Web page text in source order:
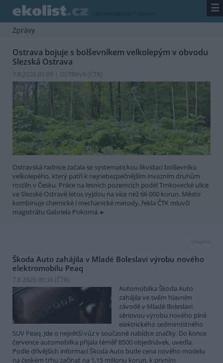
/ zpravodajství / zprávy ☰
Zprávy
Ostrava bojuje s bolševníkem velkolepým v obvodu
Slezská Ostrava
7.8.2026 01:09 | OSTRAVA (ČTK)
Ostravská radnice začala se systematickou likvidací bolševníku
velkolepého, který patří k nejnebezpečnějším invazním druhům
rostlin v Česku. Práce na lesních pozemcích podél Trnkovecké ulice
ve Slezské Ostravě letos vyjdou na více než 66 000 korun. Město
kombinuje chemické i mechanické metody, řekla ČTK mluvčí
magistrátu Gabriela Pokorná.
reklama
Škoda Auto zahájila v Mladé Boleslavi výrobu nového
elektromobilu Peaq
7.8.2026 00:36 (ČTK)
Automobilka Škoda Auto
zahájila ve svém hlavním
závodě v Mladé Boleslavi
sériovou výrobu nového plně
elektrického sedmimístného
SUV Peaq. Jde o největší vůz v současné nabídce značky. Do konce
července automobilka přijala téměř 8500 objednávek, uvedla.
Podle dřívějších informací Škoda Auto bude cena nového modelu
na českém trhu začínat na 1,15 milionu korun, k prvním